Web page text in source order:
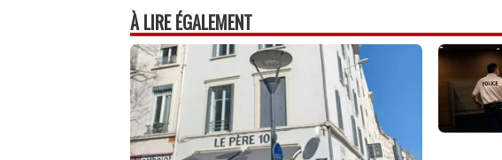
À LIRE ÉGALEMENT